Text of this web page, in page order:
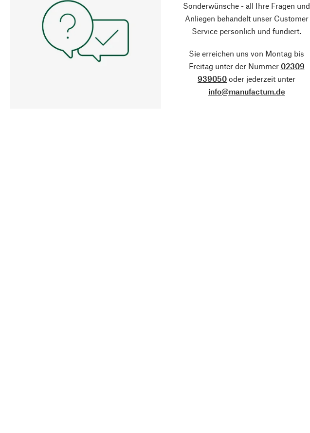
Sonderwünsche - all Ihre Fragen und
Anliegen behandelt unser Customer
Service persönlich und fundiert.
Sie erreichen uns von Montag bis
Freitag unter der Nummer 02309
939050 oder jederzeit unter
info@manufactum.de